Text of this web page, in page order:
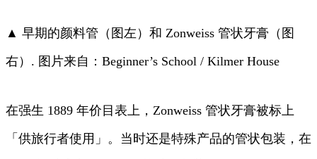
▲ 早期的颜料管（图左）和 Zonweiss 管状牙膏（图
右）. 图片来自：Beginner’s School / Kilmer House
在强生 1889 年价目表上，Zonweiss 管状牙膏被标上
「供旅行者使用」。当时还是特殊产品的管状包装，在